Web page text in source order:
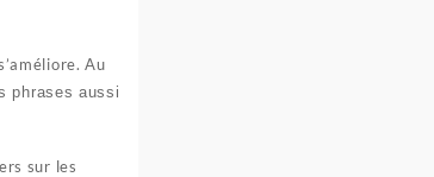
Au
phrases aussi
sur les